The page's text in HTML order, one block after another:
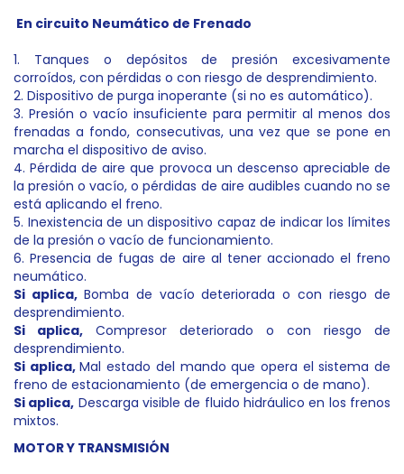
En circuito Neumático de Frenado
1. Tanques o depósitos de presión excesivamente
corroídos, con pérdidas o con riesgo de desprendimiento.
2. Dispositivo de purga inoperante (si no es automático).
3. Presión o vacío insuficiente para permitir al menos dos
frenadas a fondo, consecutivas, una vez que se pone en
marcha el dispositivo de aviso.
4. Pérdida de aire que provoca un descenso apreciable de
la presión o vacío, o pérdidas de aire audibles cuando no se
está aplicando el freno.
5. Inexistencia de un dispositivo capaz de indicar los límites
de la presión o vacío de funcionamiento.
6. Presencia de fugas de aire al tener accionado el freno
neumático.
Si aplica, Bomba de vacío deteriorada o con riesgo de
desprendimiento.
Si aplica, Compresor deteriorado o con riesgo de
desprendimiento.
Si aplica,Mal estado del mando que opera el sistema de
freno de estacionamiento (de emergencia o de mano).
Si aplica, Descarga visible de fluido hidráulico en los frenos
mixtos.
MOTOR Y TRANSMISIÓN